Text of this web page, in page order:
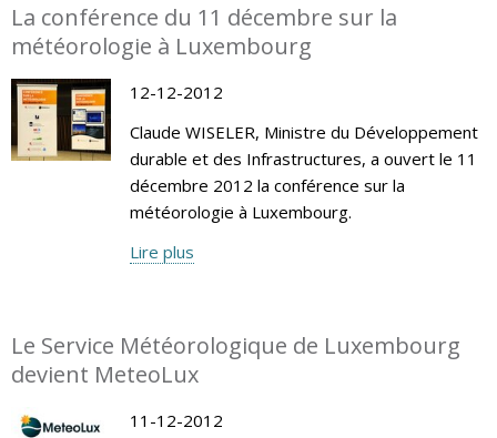
La conférence du 11 décembre sur la
météorologie à Luxembourg
12-12-2012
Claude WISELER, Ministre du Développement
durable et des Infrastructures, a ouvert le 11
décembre 2012 la conférence sur la
météorologie à Luxembourg.
Lire plus
Le Service Météorologique de Luxembourg
devient MeteoLux
11-12-2012